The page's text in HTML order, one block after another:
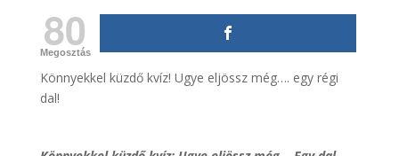
80
Megosztás
Könnyekkel küzdő kvíz! Ugye eljössz még…. egy régi
dal!